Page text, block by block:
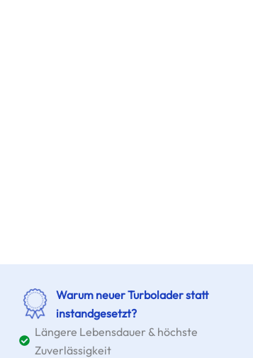
Warum neuer Turbolader statt
instandgesetzt?
Längere Lebensdauer & höchste
Zuverlässigkeit